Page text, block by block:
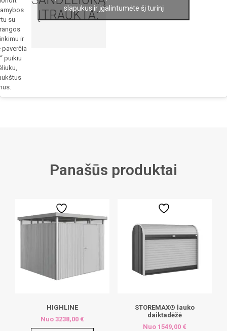
su
ir
paverčia
puikiu
ĮTRAUKTA:
slapukus ir įgalintumėte šį turinį
Panašūs produktai
HIGHLINE
Nuo3238,00 €
STOREMAX® lauko
daiktadėžė
Nuo 1549,00 €